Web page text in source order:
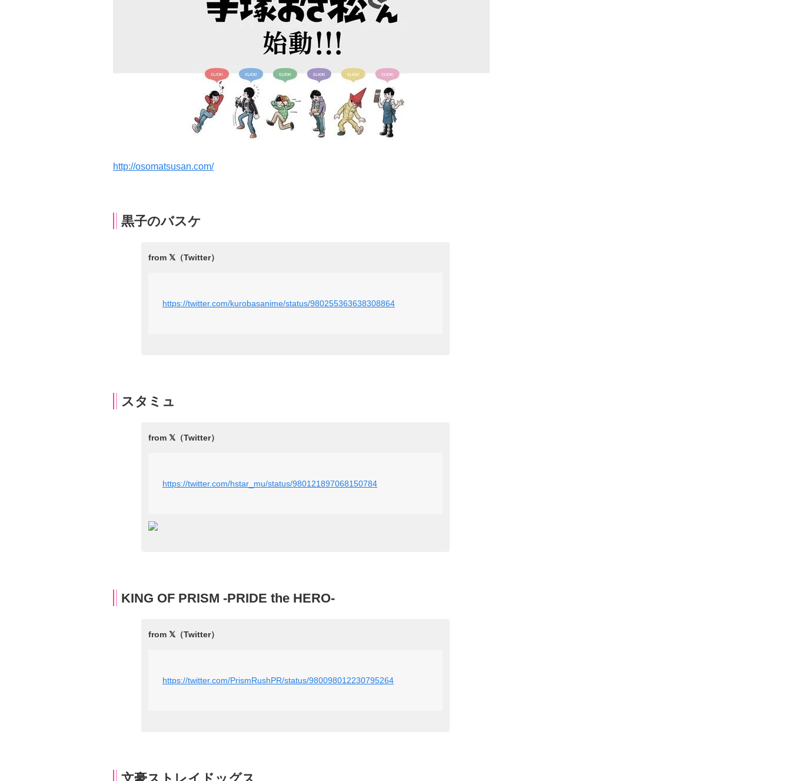
http://osomatsusan.com/
黒子のバスケ
https://twitter.com/kurobasanime/status/980255363638308864
スタミュ
https://twitter.com/hstar_mu/status/980121897068150784
KING OF PRISM -PRIDE the HERO-
https://twitter.com/PrismRushPR/status/980098012230795264